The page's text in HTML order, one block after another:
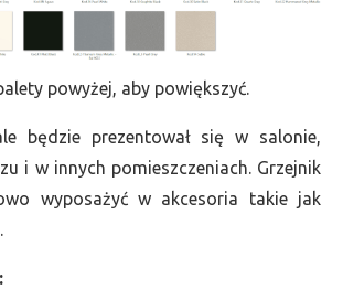
powyżej, aby powiększyć.
będzie prezentował się w salonie,
i w innych pomieszczeniach. Grzejnik
wyposażyć w akcesoria takie jak